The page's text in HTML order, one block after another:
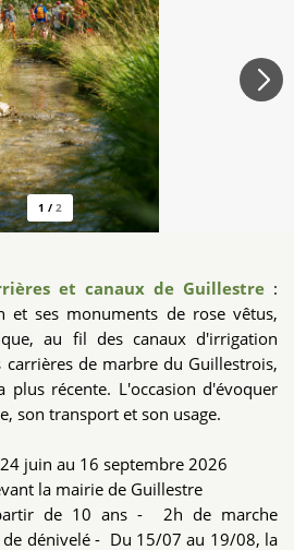
1 / 2
et canaux de Guillestre :
et ses monuments de rose vêtus,
au fil des canaux d'irrigation
de marbre du Guillestrois,
plus récente. L'occasion d'évoquer
son transport et son usage.
juin au 16 septembre 2026
la mairie de Guillestre
de 10 ans - 2h de marche
dénivelé - Du 15/07 au 19/08, la